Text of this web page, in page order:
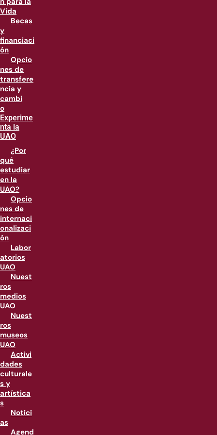
Vida
Becas
y
financiaci
ón
Opcio
nes de
transfere
ncia y
cambi
o
Experime
nta la
UAO
¿Por
qué
estudiar
en la
UAO?
Opcio
nes de
internaci
onalizaci
ón
Labor
atorios
UAO
Nuest
ros
medios
UAO
Nuest
ros
museos
UAO
Activi
dades
culturale
s y
artística
s
Notici
as
Agend